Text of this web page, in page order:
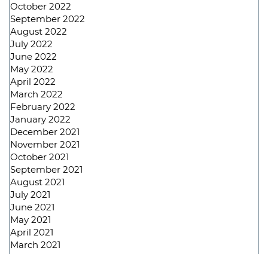
October 2022
September 2022
August 2022
July 2022
June 2022
May 2022
April 2022
March 2022
February 2022
January 2022
December 2021
November 2021
October 2021
September 2021
August 2021
July 2021
June 2021
May 2021
April 2021
March 2021